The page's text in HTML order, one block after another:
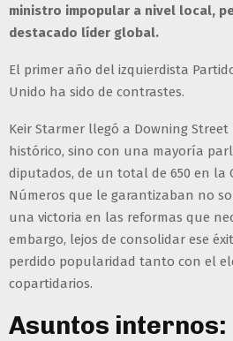
ministro impopular a nivel local,
destacado líder global.
El primer año del izquierdista
Unido ha sido de contrastes.
Keir Starmer llegó a Downing
histórico, sino con una mayoría
diputados, de un total de 650 en la
Números que le garantizaban no
una victoria en las reformas que
embargo, lejos de consolidar ese
perdido popularidad tanto con el
copartidarios.
Asuntos internos: